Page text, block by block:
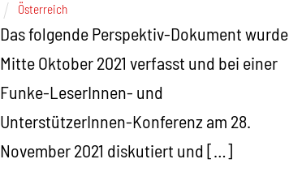
Österreich
Das folgende Perspektiv-Dokument wurde
Mitte Oktober 2021 verfasst und bei einer
Funke-LeserInnen- und
UnterstützerInnen-Konferenz am 28.
November 2021 diskutiert und […]